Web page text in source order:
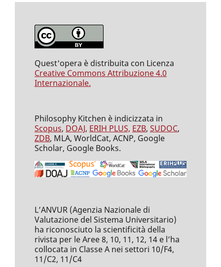
Quest'opera è distribuita con Licenza
Creative Commons Attribuzione 4.0
Internazionale.
Philosophy Kitchen è indicizzata in
Scopus, DOAJ, ERIH PLUS, EZB, SUDOC,
ZDB, MLA, WorldCat, ACNP, Google
Scholar, Google Books.
L’ANVUR (Agenzia Nazionale di
Valutazione del Sistema Universitario)
ha riconosciuto la scientificità della
rivista per le Aree 8, 10, 11, 12, 14 e l’ha
collocata in Classe A nei settori 10/F4,
11/C2, 11/C4